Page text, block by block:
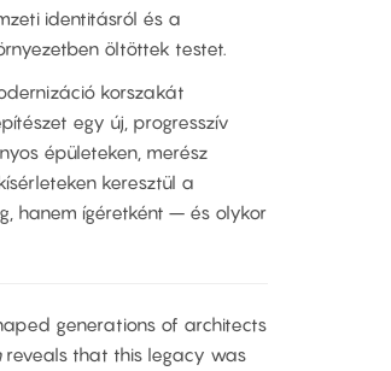
identitásról és a
öltöttek testet.
korszakát
egy új, progresszív
épületeken, merész
keresztül a
hanem ígéretként – és olykor
generations of architects
reveals that this legacy was